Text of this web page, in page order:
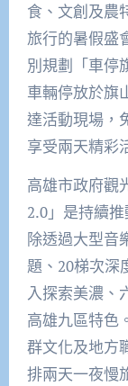
食、文創及農
旅行的暑假盛
別規劃「車停
車輛停放於旗
達活動現場，
享受兩天精彩
高雄市政府觀
2.0」是持續
除透過大型音
題、20梯次深
入探索美濃、
高雄九區特色
群文化及地方
排兩天一夜慢